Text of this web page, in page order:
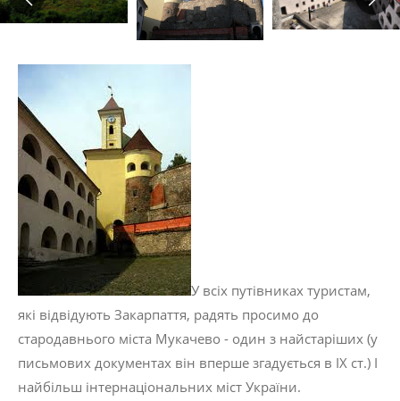
У всіх путівниках туристам,
які відвідують Закарпаття, радять просимо до
стародавнього міста Мукачево - один з найстаріших (у
письмових документах він вперше згадується в ІХ ст.) І
найбільш інтернаціональних міст України.